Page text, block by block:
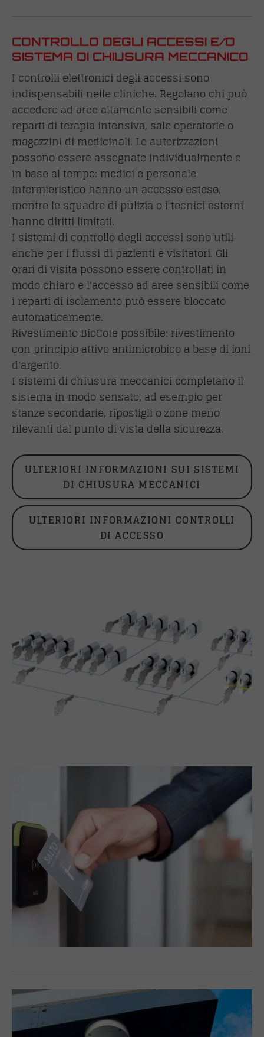
CONTROLLO DEGLI ACCESSI E/O
SISTEMA DI CHIUSURA MECCANICO
I controlli elettronici degli accessi sono
indispensabili nelle cliniche. Regolano chi può
accedere ad aree altamente sensibili come
reparti di terapia intensiva, sale operatorie o
magazzini di medicinali. Le autorizzazioni
possono essere assegnate individualmente e
in base al tempo: medici e personale
infermieristico hanno un accesso esteso,
mentre le squadre di pulizia o i tecnici esterni
hanno diritti limitati.
I sistemi di controllo degli accessi sono utili
anche per i flussi di pazienti e visitatori. Gli
orari di visita possono essere controllati in
modo chiaro e l'accesso ad aree sensibili come
i reparti di isolamento può essere bloccato
automaticamente.
Rivestimento BioCote possibile: rivestimento
con principio attivo antimicrobico a base di ioni
d'argento.
I sistemi di chiusura meccanici completano il
sistema in modo sensato, ad esempio per
stanze secondarie, ripostigli o zone meno
rilevanti dal punto di vista della sicurezza.
ULTERIORI INFORMAZIONI SUI SISTEMI
DI CHIUSURA MECCANICI
ULTERIORI INFORMAZIONI CONTROLLI
DI ACCESSO